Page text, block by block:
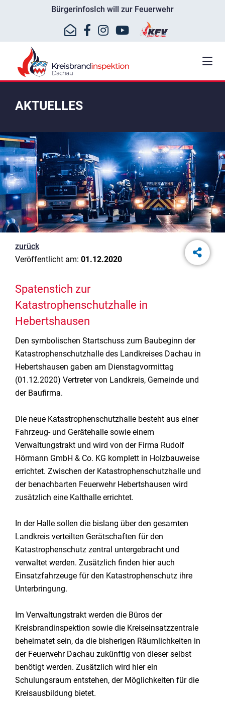
BürgerinfosIch will zur Feuerwehr
AKTUELLES
zurück
Veröffentlicht am: 01.12.2020
Spatenstich zur
Katastrophenschutzhalle in
Hebertshausen
Den symbolischen Startschuss zum Baubeginn der
Katastrophenschutzhalle des Landkreises Dachau in
Hebertshausen gaben am Dienstagvormittag
(01.12.2020) Vertreter von Landkreis, Gemeinde und
der Baufirma.
Die neue Katastrophenschutzhalle besteht aus einer
Fahrzeug- und Gerätehalle sowie einem
Verwaltungstrakt und wird von der Firma Rudolf
Hörmann GmbH & Co. KG komplett in Holzbauweise
errichtet. Zwischen der Katastrophenschutzhalle und
der benachbarten Feuerwehr Hebertshausen wird
zusätzlich eine Kalthalle errichtet.
In der Halle sollen die bislang über den gesamten
Landkreis verteilten Gerätschaften für den
Katastrophenschutz zentral untergebracht und
verwaltet werden. Zusätzlich finden hier auch
Einsatzfahrzeuge für den Katastrophenschutz ihre
Unterbringung.
Im Verwaltungstrakt werden die Büros der
Kreisbrandinspektion sowie die Kreiseinsatzzentrale
beheimatet sein, da die bisherigen Räumlichkeiten in
der Feuerwehr Dachau zukünftig von dieser selbst
benötigt werden. Zusätzlich wird hier ein
Schulungsraum entstehen, der Möglichkeiten für die
Kreisausbildung bietet.